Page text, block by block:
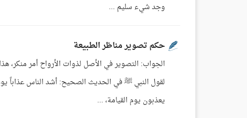
وجد شيء سليم ...
حكم تصوير مناظر الطبيعة
الجواب: التصوير في الأصل لذوات الأرواح أمر منكر،
لقول النبي ﷺ في الحديث الصحيح: أشد الناس عذاباً
يعذبون يوم القيامة، ...